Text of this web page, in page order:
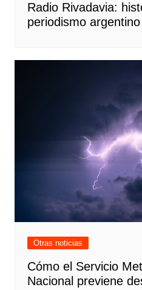
Radio Rivadavia:
periodismo argentino
Otras noticias
Cómo el Servicio
Nacional previene